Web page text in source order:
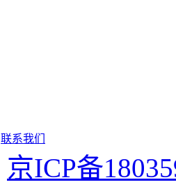
联系我们
京ICP备